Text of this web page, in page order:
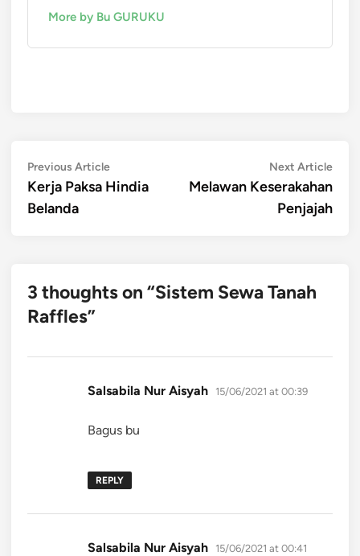
More by Bu GURUKU
Post
navigation
Previous ArticlePrevious
article:
Kerja Paksa Hindia
Belanda
Next ArticleNext
Melawan Keserakahan
Penjajah
3 thoughts on “Sistem Sewa Tanah
Raffles”
Salsabila Nur Aisyah says:
15/06/2021 at 00:39
Bagus bu
REPLY
Salsabila Nur Aisyah says:
15/06/2021 at 00:41